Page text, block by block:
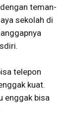
teman-
sekolah di
telepon
kuat.
enggak bisa